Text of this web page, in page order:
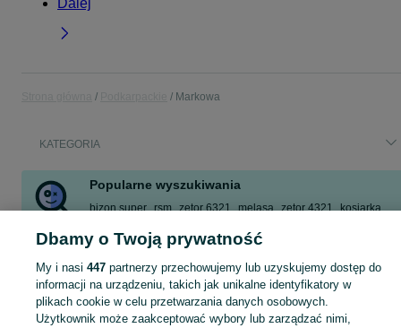
Dalej
Markowa
KATEGORIA
Popularne wyszukiwania
bizon super rsm zetor 6321 melasa zetor 4321 kosiarka
Skorzystaj z największego serwisu ogłoszeniowego - Markowa i okolice! Kupuj to, czego pragniesz i sprzedawaj to, czego już nie potrzebujesz!
Dbamy o Twoją prywatność
My i nasi 447partnerzy przechowujemy lub uzyskujemy dostęp do
informacji na urządzeniu, takich jak unikalne identyfikatory w
plikach cookie w celu przetwarzania danych osobowych.
Użytkownik może zaakceptować wybory lub zarządzać nimi,